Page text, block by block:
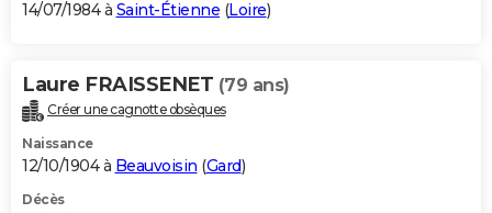
14/07/1984 à Saint-Étienne (Loire)
Laure FRAISSENET (79 ans)
Créer une cagnotte obsèques
Naissance
12/10/1904 à Beauvoisin (Gard)
Décès